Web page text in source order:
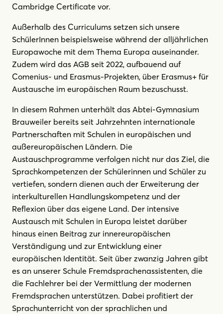
Cambridge Certificate vor.
Außerhalb des Curriculums setzen sich unsere
SchülerInnen beispielsweise während der alljährlichen
Europawoche mit dem Thema Europa auseinander.
Zudem wird das AGB seit 2022, aufbauend auf
Comenius- und Erasmus-Projekten, über Erasmus+ für
Austausche im europäischen Raum bezuschusst.
In diesem Rahmen unterhält das Abtei-Gymnasium
Brauweiler bereits seit Jahrzehnten internationale
Partnerschaften mit Schulen in europäischen und
außereuropäischen Ländern. Die
Austauschprogramme verfolgen nicht nur das Ziel, die
Sprachkompetenzen der Schülerinnen und Schüler zu
vertiefen, sondern dienen auch der Erweiterung der
interkulturellen Handlungskompetenz und der
Reflexion über das eigene Land. Der intensive
Austausch mit Schulen in Europa leistet darüber
hinaus einen Beitrag zur innereuropäischen
Verständigung und zur Entwicklung einer
europäischen Identität. Seit über zwanzig Jahren gibt
es an unserer Schule Fremdsprachenassistenten, die
die Fachlehrer bei der Vermittlung der modernen
Fremdsprachen unterstützen. Dabei profitiert der
Sprachunterricht von der sprachlichen und